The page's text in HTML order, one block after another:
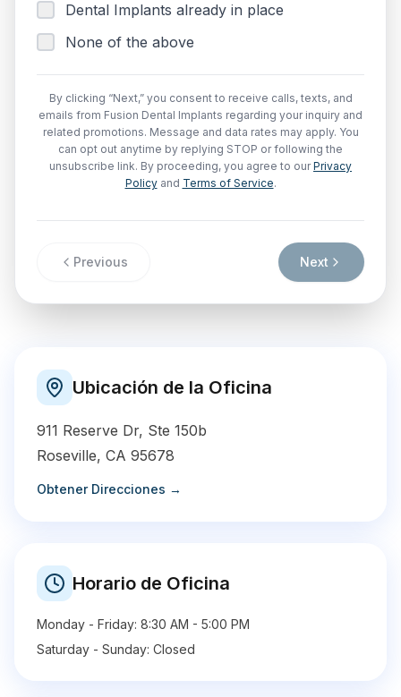
Dental Implants already in place
None of the above
By clicking “Next,” you consent to receive calls, texts, and
emails from Fusion Dental Implants regarding your inquiry and
related promotions. Message and data rates may apply. You
can opt out anytime by replying STOP or following the
unsubscribe link. By proceeding, you agree to our Privacy
Policy and Terms of Service.
Previous Next
Ubicación de la Oficina
911 Reserve Dr, Ste 150b
Roseville, CA 95678
Obtener Direcciones →
Horario de Oficina
Monday - Friday: 8:30 AM - 5:00 PM
Saturday - Sunday: Closed